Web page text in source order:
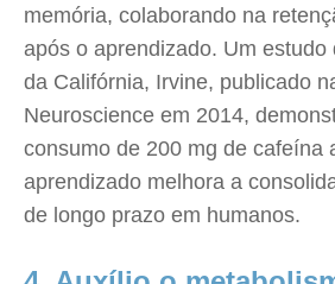
memória, colaborando na
após o aprendizado. Um estudo
da Califórnia, Irvine, publicado
Neuroscience em 2014,
consumo de 200 mg de cafeína
aprendizado melhora a
de longo prazo em humanos.